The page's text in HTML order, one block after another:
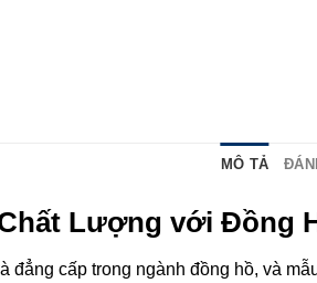
MÔ TẢ
Lượng với Đồng
đẳng cấp trong ngành đồng hồ, và